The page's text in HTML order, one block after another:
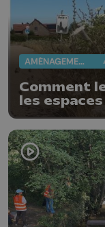
AMÉNAGEMENT DU TERRITOIRE
Comment
les